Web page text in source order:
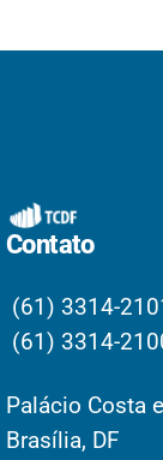
Contato
(61) 3314-
(61) 3314-
Palácio Costa
Brasília, DF